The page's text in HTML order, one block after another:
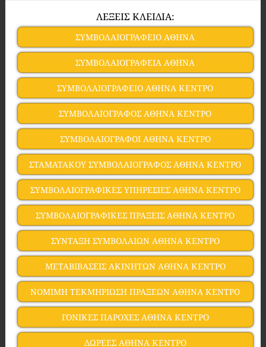
ΛΕΞΕΙΣ ΚΛΕΙΔΙΑ:
ΣΥΜΒΟΛΑΙΟΓΡΑΦΕΙΟ ΑΘΗΝΑ
ΣΥΜΒΟΛΑΙΟΓΡΑΦΕΙΑ ΑΘΗΝΑ
ΣΥΜΒΟΛΑΙΟΓΡΑΦΕΙΟ ΑΘΗΝΑ ΚΕΝΤΡΟ
ΣΥΜΒΟΛΑΙΟΓΡΑΦΟΣ ΑΘΗΝΑ ΚΕΝΤΡΟ
ΣΥΜΒΟΛΑΙΟΓΡΑΦΟΙ ΑΘΗΝΑ ΚΕΝΤΡΟ
ΣΤΑΜΑΤΑΚΟΥ ΣΥΜΒΟΛΑΙΟΓΡΑΦΟΣ ΑΘΗΝΑ ΚΕΝΤΡΟ
ΣΥΜΒΟΛΑΙΟΓΡΑΦΙΚΕΣ ΥΠΗΡΕΣΙΕΣ ΑΘΗΝΑ ΚΕΝΤΡΟ
ΣΥΜΒΟΛΑΙΟΓΡΑΦΙΚΕΣ ΠΡΑΞΕΙΣ ΑΘΗΝΑ ΚΕΝΤΡΟ
ΣΥΝΤΑΞΗ ΣΥΜΒΟΛΑΙΩΝ ΑΘΗΝΑ ΚΕΝΤΡΟ
ΜΕΤΑΒΙΒΑΣΕΙΣ ΑΚΙΝΗΤΩΝ ΑΘΗΝΑ ΚΕΝΤΡΟ
ΝΟΜΙΜΗ ΤΕΚΜΗΡΙΩΣΗ ΠΡΑΞΕΩΝ ΑΘΗΝΑ ΚΕΝΤΡΟ
ΓΟΝΙΚΕΣ ΠΑΡΟΧΕΣ ΑΘΗΝΑ ΚΕΝΤΡΟ
ΔΩΡΕΕΣ ΑΘΗΝΑ ΚΕΝΤΡΟ